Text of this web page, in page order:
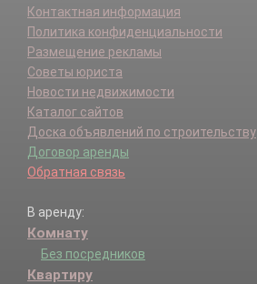
Контактная информация
Политика конфиденциальности
Размещение рекламы
Советы юриста
Новости недвижимости
Каталог сайтов
Доска объявлений по строительству
Договор аренды
Обратная связь
В аренду:
Комнату
Без посредников
Квартиру